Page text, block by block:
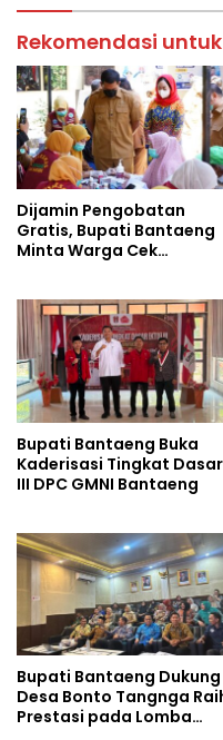
Rekomendasi
Dijamin Pengobatan
Gratis, Bupati Bantaeng
Minta Warga Cek
Bupati Bantaeng Buka
Kaderisasi Tingkat Dasar
III DPC GMNI Bantaeng
Bupati Bantaeng Dukung
Desa Bonto Tangnga
Prestasi pada Lomba